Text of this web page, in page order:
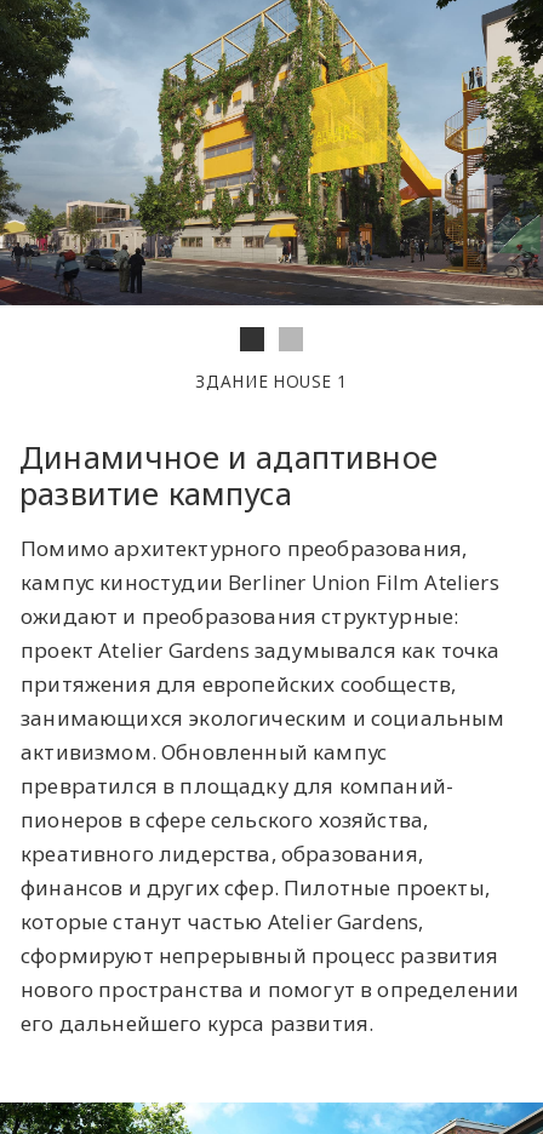
ЗДАНИЕ HOUSE 1
Динамичное и адаптивное
развитие кампуса
Помимо архитектурного преобразования,
кампус киностудии Berliner Union Film Ateliers
ожидают и преобразования структурные:
проект Atelier Gardens задумывался как точка
притяжения для европейских сообществ,
занимающихся экологическим и социальным
активизмом. Обновленный кампус
превратился в площадку для компаний-
пионеров в сфере сельского хозяйства,
креативного лидерства, образования,
финансов и других сфер. Пилотные проекты,
которые станут частью Atelier Gardens,
сформируют непрерывный процесс развития
нового пространства и помогут в определении
его дальнейшего курса развития.